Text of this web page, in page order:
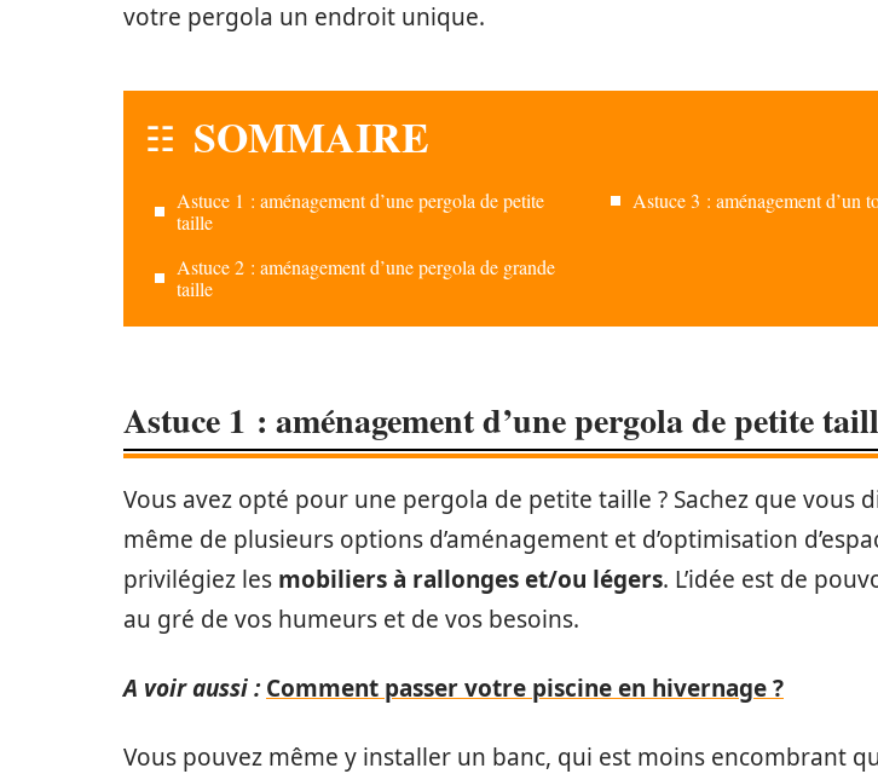
votre pergola un endroit unique.
SOMMAIRE
Astuce 1 : aménagement d’une pergola de petite
taille
Astuce 2 : aménagement d’une pergola de grande
taille
Astuce 3 : aménagement d’un
Astuce 1 : aménagement d’une pergola de petite
Vous avez opté pour une pergola de petite taille ? Sachez que vous
même de plusieurs options d’aménagement et d’optimisation
privilégiez les mobiliers à rallonges et/ou légers. L’idée est de
au gré de vos humeurs et de vos besoins.
A voir aussi : Comment passer votre piscine en hivernage ?
Vous pouvez même y installer un banc, qui est moins encombrant